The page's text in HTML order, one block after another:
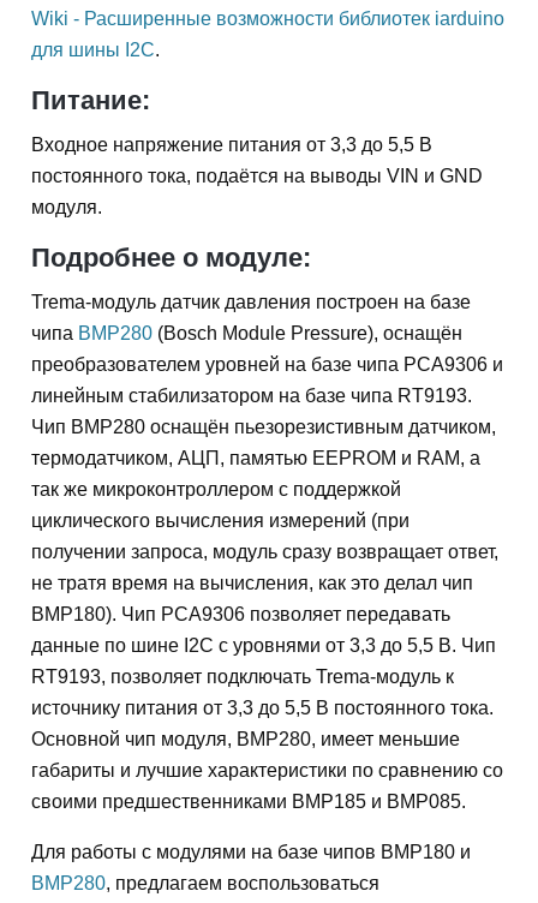
Wiki - Расширенные возможности библиотек iarduino
для шины I2C.
Питание:
Входное напряжение питания от 3,3 до 5,5 В
постоянного тока, подаётся на выводы VIN и GND
модуля.
Подробнее о модуле:
Trema-модуль датчик давления построен на базе
чипа BMP280 (Bosch Module Pressure), оснащён
преобразователем уровней на базе чипа PCA9306 и
линейным стабилизатором на базе чипа RT9193.
Чип BMP280 оснащён пьезорезистивным датчиком,
термодатчиком, АЦП, памятью EEPROM и RAM, а
так же микроконтроллером с поддержкой
циклического вычисления измерений (при
получении запроса, модуль сразу возвращает ответ,
не тратя время на вычисления, как это делал чип
BMP180). Чип PCA9306 позволяет передавать
данные по шине I2C с уровнями от 3,3 до 5,5 В. Чип
RT9193, позволяет подключать Trema-модуль к
источнику питания от 3,3 до 5,5 В постоянного тока.
Основной чип модуля, BMP280, имеет меньшие
габариты и лучшие характеристики по сравнению со
своими предшественниками BMP185 и BMP085.
Для работы с модулями на базе чипов BMP180 и
BMP280, предлагаем воспользоваться